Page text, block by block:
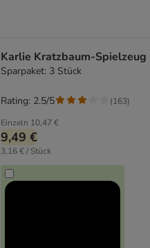
Karlie Kratzbaum-Spielzeug
Sparpaket: 3 Stück
Einzeln 10,47 €
9,49 €
3,16 € / Stück
Rating: 2.5/5 (163)